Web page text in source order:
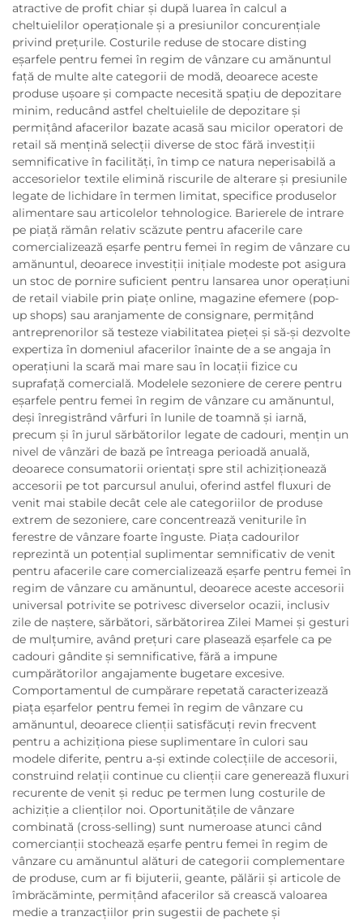
atractive de profit chiar și după luarea în calcul a
cheltuielilor operaționale și a presiunilor concurențiale
privind prețurile. Costurile reduse de stocare disting
eșarfele pentru femei în regim de vânzare cu amănuntul
față de multe alte categorii de modă, deoarece aceste
produse ușoare și compacte necesită spațiu de depozitare
minim, reducând astfel cheltuielile de depozitare și
permițând afacerilor bazate acasă sau micilor operatori de
retail să mențină selecții diverse de stoc fără investiții
semnificative în facilități, în timp ce natura neperisabilă a
accesorielor textile elimină riscurile de alterare și presiunile
legate de lichidare în termen limitat, specifice produselor
alimentare sau articolelor tehnologice. Barierele de intrare
pe piață rămân relativ scăzute pentru afacerile care
comercializează eșarfe pentru femei în regim de vânzare cu
amănuntul, deoarece investiții inițiale modeste pot asigura
un stoc de pornire suficient pentru lansarea unor operațiuni
de retail viabile prin piațe online, magazine efemere (pop-
up shops) sau aranjamente de consignare, permițând
antreprenorilor să testeze viabilitatea pieței și să-și dezvolte
expertiza în domeniul afacerilor înainte de a se angaja în
operațiuni la scară mai mare sau în locații fizice cu
suprafață comercială. Modelele sezoniere de cerere pentru
eșarfele pentru femei în regim de vânzare cu amănuntul,
deși înregistrând vârfuri în lunile de toamnă și iarnă,
precum și în jurul sărbătorilor legate de cadouri, mențin un
nivel de vânzări de bază pe întreaga perioadă anuală,
deoarece consumatorii orientați spre stil achiziționează
accesorii pe tot parcursul anului, oferind astfel fluxuri de
venit mai stabile decât cele ale categoriilor de produse
extrem de sezoniere, care concentrează veniturile în
ferestre de vânzare foarte înguste. Piața cadourilor
reprezintă un potențial suplimentar semnificativ de venit
pentru afacerile care comercializează eșarfe pentru femei în
regim de vânzare cu amănuntul, deoarece aceste accesorii
universal potrivite se potrivesc diverselor ocazii, inclusiv
zile de naștere, sărbători, sărbătorirea Zilei Mamei și gesturi
de mulțumire, având prețuri care plasează eșarfele ca pe
cadouri gândite și semnificative, fără a impune
cumpărătorilor angajamente bugetare excesive.
Comportamentul de cumpărare repetată caracterizează
piața eșarfelor pentru femei în regim de vânzare cu
amănuntul, deoarece clienții satisfăcuți revin frecvent
pentru a achiziționa piese suplimentare în culori sau
modele diferite, pentru a-și extinde colecțiile de accesorii,
construind relații continue cu clienții care generează fluxuri
recurente de venit și reduc pe termen lung costurile de
achiziție a clienților noi. Oportunitățile de vânzare
combinată (cross-selling) sunt numeroase atunci când
comercianții stochează eșarfe pentru femei în regim de
vânzare cu amănuntul alături de categorii complementare
de produse, cum ar fi bijuterii, geante, pălării și articole de
îmbrăcăminte, permițând afacerilor să crească valoarea
medie a tranzacțiilor prin sugestii de pachete și